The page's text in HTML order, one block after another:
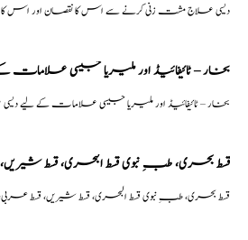
مشت زنی–Hand practice دیسی علاج مشت زنی کرنے سے اس کا نقصان اور اس کا
بخار – ٹائیفائیڈ اور ملیریا جیسی علامات
بخار – ٹائیفائیڈ اور ملیریا جیسی علامات کے لیے
قسط بحری، طبِ نبوی قسط البحری، قسط
قسط بحری، طبِ نبوی قسط البحری، قسط شیریں، قسط